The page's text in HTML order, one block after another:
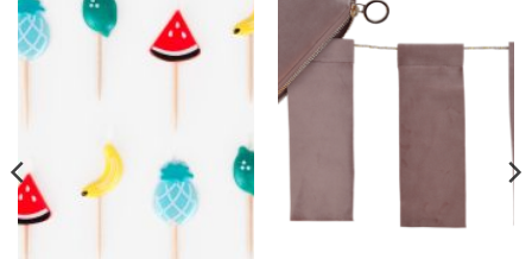
Lisa
soovinimekirja